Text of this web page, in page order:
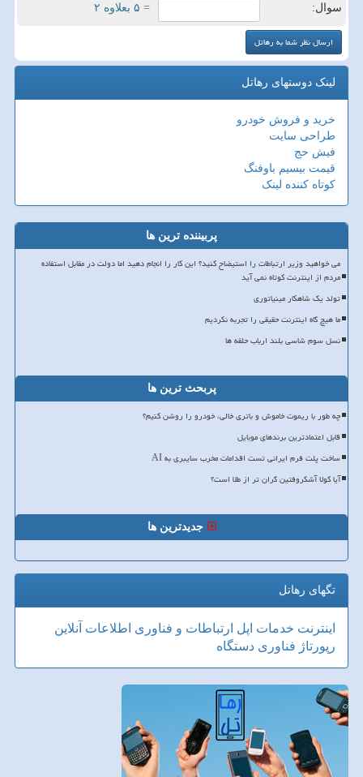
سوال: = ۵ بعلاوه ۲
لینک دوستهای رهاتل
خرید و فروش خودرو
طراحی سایت
فیش حج
قیمت بیسیم باوفنگ
کوتاه کننده لینک
پربیننده ترین ها
می خواهید وزیر ارتباطات را استیضاح کنید؟ این کار را انجام دهید اما دولت در مقابل استفاده
مردم از اینترنت کوتاه نمی آید
تولد یک شاهکار مینیاتوری
ما هیچ گاه اینترنت حقیقی را تجربه نکردیم
نسل سوم شاسی بلند ارباب حلقه ها
پربحث ترین ها
چه طور با ریموت خاموش و باتری خالی، خودرو را روشن کنیم؟
قابل اعتمادترین برندهای موبایل
ساخت پلت فرم ایرانی تست اقدامات مخرب سایبری به AI
آیا کولا آشکروفتین گران تر از طلا است؟
جدیدترین ها
تگهای رهاتل
اینترنت خدمات اپل ارتباطات و فناوری اطلاعات آنلاین
رپورتاژ فناوری دستگاه